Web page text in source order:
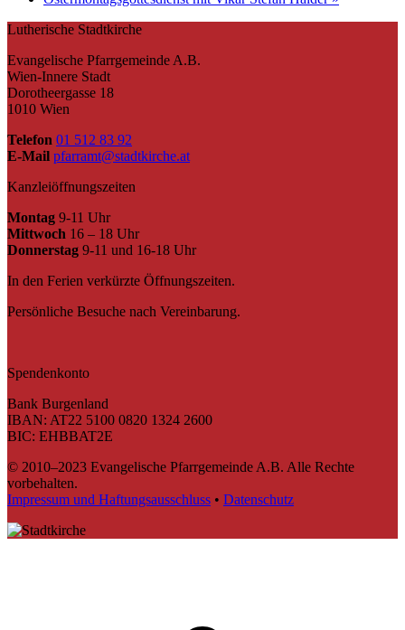
Lutherische Stadtkirche
Evangelische Pfarrgemeinde A.B.
Wien-Innere Stadt
Dorotheergasse 18
1010 Wien
Telefon 01 512 83 92
E-Mail pfarramt@stadtkirche.at
Kanzleiöffnungszeiten
Montag 9-11 Uhr
Mittwoch 16 – 18 Uhr
Donnerstag 9-11 und 16-18 Uhr
In den Ferien verkürzte Öffnungszeiten.
Persönliche Besuche nach Vereinbarung.
Spendenkonto
Bank Burgenland
IBAN: AT22 5100 0820 1324 2600
BIC: EHBBAT2E
© 2010–2023 Evangelische Pfarrgemeinde A.B. Alle Rechte
vorbehalten.
Impressum und Haftungsausschluss • Datenschutz